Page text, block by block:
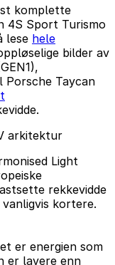
komplette
4S Sport Turismo
lese hele
bilder av
Taycan
arkitektur
Light
rekkevidde
kortere.
er energien som
er lavere enn